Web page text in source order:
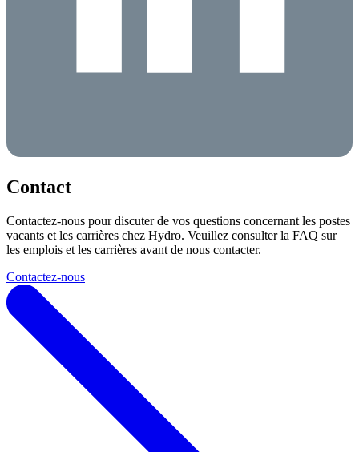
Contact
Contactez-nous pour discuter de vos questions concernant les postes
vacants et les carrières chez Hydro. Veuillez consulter la FAQ sur
les emplois et les carrières avant de nous contacter.
Contactez-nous